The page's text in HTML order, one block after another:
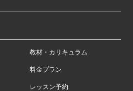
教材・カリキュラム
料金プラン
レッスン予約